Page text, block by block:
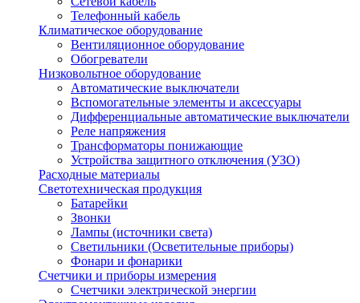
Телефонный кабель
Климатическое оборудование
Вентиляционное оборудование
Обогреватели
Низковольтное оборудование
Автоматические выключатели
Вспомогательные элементы и аксессуары
Дифференциальные автоматические выключатели
Реле напряжения
Трансформаторы понижающие
Устройства защитного отключения (УЗО)
Расходные материалы
Светотехническая продукция
Батарейки
Звонки
Лампы (источники света)
Светильники (Осветительные приборы)
Фонари и фонарики
Счетчики и приборы измерения
Счетчики электрической энергии